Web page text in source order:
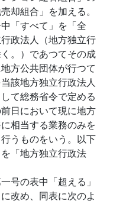
却組合」を加える。
「すべて」を「全
政法人（地方独立行
。）であつてその成
方公共団体が行つて
該地方独立行政法人
て総務省令で定める
日において現に地方
相当する業務のみを
うものをいう。以下
「地方独立行政法
号の表中「超える」
改め、同表に次のよ